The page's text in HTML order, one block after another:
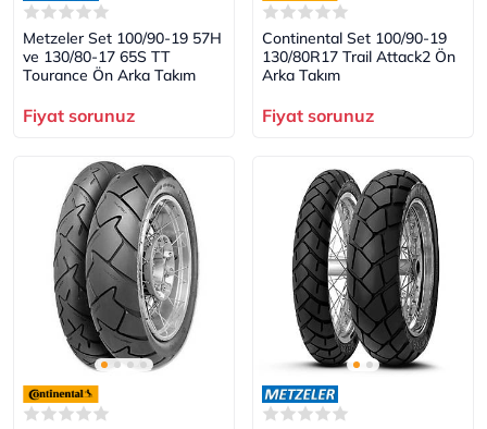
Metzeler Set 100/90-19 57H
ve 130/80-17 65S TT
Tourance Ön Arka Takım
Fiyat sorunuz
Continental Set 100/90-19
130/80R17 Trail Attack2 Ön
Arka Takım
Fiyat sorunuz